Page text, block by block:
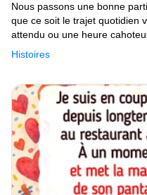
Histoires
Nous passons une bonne
que ce soit le trajet quotidien
attendu ou une heure
de campagne de nos
elles ont un point commun :
se maquillent, demandent
du bruit, sont anxieux.
banale et morne dans une
en une scène de tragi-